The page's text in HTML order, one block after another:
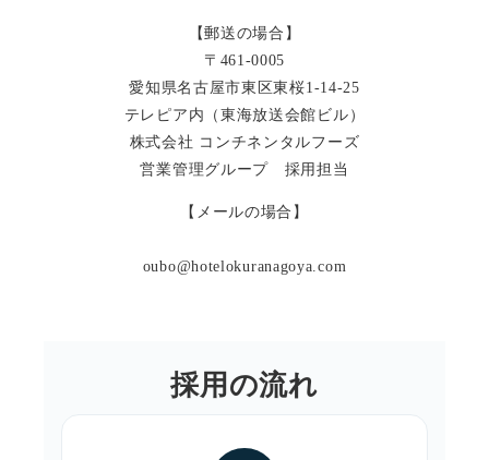
【郵送の場合】
〒461-0005
愛知県名古屋市東区東桜1-14-25
テレピア内（東海放送会館ビル）
株式会社 コンチネンタルフーズ
営業管理グループ 採用担当
【メールの場合】
oubo@hotelokuranagoya.com
採用の流れ